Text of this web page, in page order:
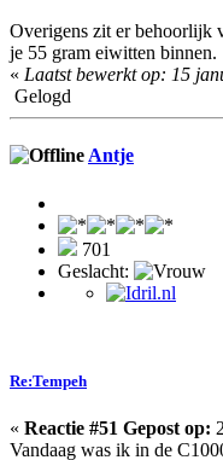
Overigens zit er behoorlijk
je 55 gram eiwitten binnen.
« Laatst bewerkt op: 15
Gelogd
Antje
701
Geslacht:
Re:Tempeh
« Reactie #51 Gepost op:
Vandaag was ik in de